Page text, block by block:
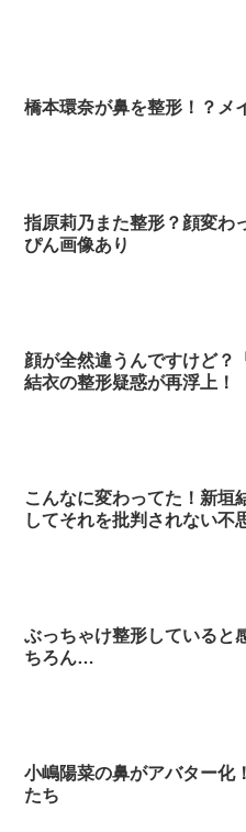
橋本環奈が鼻を整形！？メ
指原莉乃また整形？顔変わ
ぴん画像あり
顔が全然違うんですけど？
結衣の整形疑惑が再浮上！
こんなに変わってた！新垣
してそれを批判されない不
ぶっちゃけ整形していると
ちろん…
小嶋陽菜の鼻がアバター化
たち